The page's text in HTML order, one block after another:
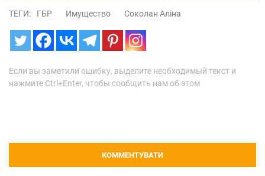
ТЕГИ: ГБР Имущество Соколан Аліна
Если вы заметили ошибку, выделите необходимый текст и
нажмите Ctrl+Enter, чтобы сообщить нам об этом
КОММЕНТУВАТИ